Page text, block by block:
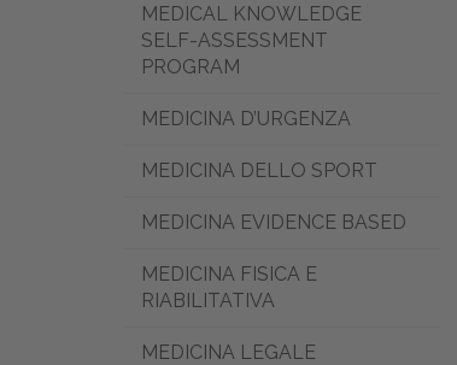
MEDICAL KNOWLEDGE
SELF-ASSESSMENT
PROGRAM
MEDICINA D’URGENZA
MEDICINA DELLO SPORT
MEDICINA EVIDENCE BASED
MEDICINA FISICA E
RIABILITATIVA
MEDICINA LEGALE